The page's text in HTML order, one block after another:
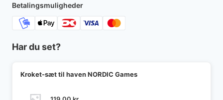
Betalingsmuligheder
Har du set?
Kroket-sæt til haven NORDIC Games